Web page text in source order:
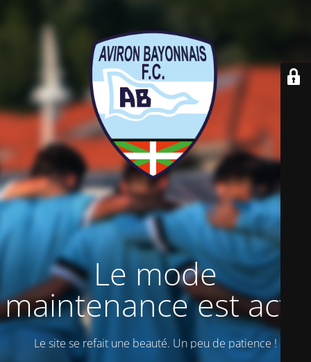
Le mode
maintenance est actif
Le site se refait une beauté. Un peu de patience !